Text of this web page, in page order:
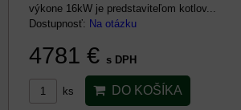
výkone 16kW je predstaviteľom kotlov...
Dostupnosť: Na otázku
4781 € s DPH
ks DO KOŠÍKA